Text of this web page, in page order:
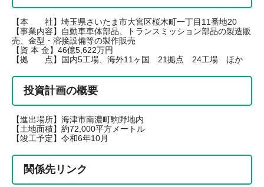
【本 社】埼玉県さいたま市大宮区桜木町一丁目11番地20
【事業内容】自動車車体部品、トランスミッション部品の製造販
売、金型・溶接設備等の製作販売
【資 本 金】46億5,622万円
【拠 点】国内5工場、海外11ヶ国 21拠点 24工場 ほか
投資計画の概要
【進出場所】海津市南濃町駒野地内
【土地面積】約72,000平方メートル
【竣工予定】令和6年10月
関係先リンク